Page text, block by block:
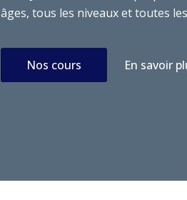
âges, tous les niveaux et toutes
Nos cours En savoir